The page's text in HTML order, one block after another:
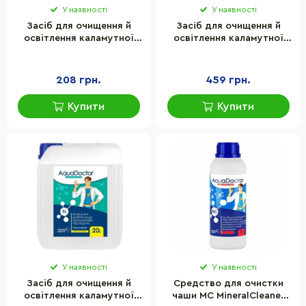
У наявності
Засіб для очищення й
освітлення каламутної
208 грн.
Купити
У наявності
Засіб для очищення й
освітлення каламутної
459 грн.
Купити
У наявності
Засіб для очищення й
освітлення каламутної
У наявності
Средство для очистки
чаши MC MineralCleaner